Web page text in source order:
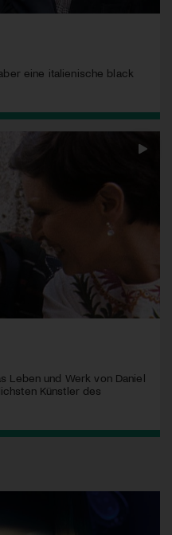
eine italienische black
Leben und Werk von Daniel
Künstler des